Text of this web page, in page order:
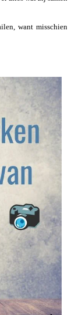
want misschien